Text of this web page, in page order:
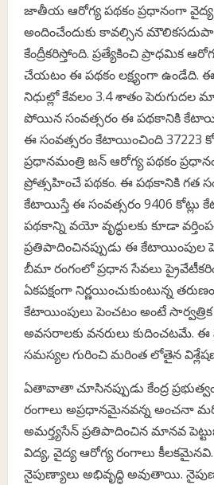
జాతీయ ఆరోగ్య పథకం ప్రధానంగా వైద్య
అందించేందుకు కావల్సిన
కేంద్రీకరిస్తోంది. ప్రత్యేకించి ప్రాధమిక
చేయటం ఈ పథకం లక్ష్యంగా ఉండేది.
నిధుల్లో కేవలం 3.4 శాతం పెరుగుదల
పోయిన సంవత్సరం ఈ పథకానికి
ఈ సంవత్సరం కేటాయించింది 37223
ప్రధానమంత్రి జన్‌ ఆరోగ్య పథకం
ప్రోత్సహించే పథకం. ఈ పథకానికి గత
కేటాయిస్తే ఈ సంవత్సరం 9406
పథకాన్ని వయో వృద్ధులకు కూడా
ప్రతిపాదించినప్పుడు ఈ కేటాయింపుల
బీమా రంగంలో ప్రధాన సేవలు
ఏకపక్షంగా నిర్ణయించుకుంటున్న
కేటాయింపులు పెంచటం అంటే
అవసరాలకు వనరులు కుదించటమే.
సమస్యల గురించి మరింత లోతైన
ఏతావాతా చూసినప్పుడు కేంద్ర
రంగాలు అప్రధానమైనవన్న అంచనా
అమర్త్యసేన్‌ ప్రతిపాదించిన మానవ
విద్య, వైద్య ఆరోగ్య రంగాలు
నైపుణ్యాలు అభివృద్ధి అవుతాయి.